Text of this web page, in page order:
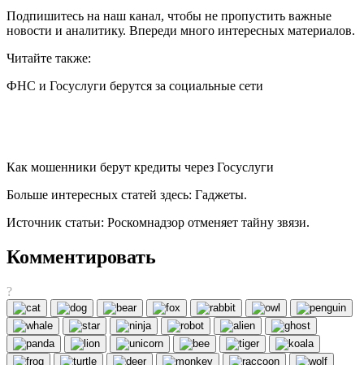
Подпишитесь на наш канал, чтобы не пропустить важные
новости и аналитику. Впереди много интересных материалов.
Читайте также:
ФНС и Госуслуги берутся за социальные сети
Как мошенники берут кредиты через Госуслуги
Больше интересных статей здесь: Гаджеты.
Источник статьи: Роскомнадзор отменяет тайну звязи.
Комментировать
?